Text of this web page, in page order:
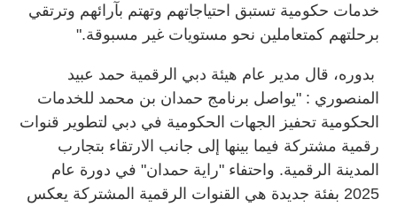
خدمات حكومية تستبق احتياجاتهم وتهتم بآرائهم وترتقي
برحلتهم كمتعاملين نحو مستويات غير مسبوقة."
بدوره، قال مدير عام هيئة دبي الرقمية حمد عبيد
المنصوري : "يواصل برنامج حمدان بن محمد للخدمات
الحكومية تحفيز الجهات الحكومية في دبي لتطوير قنوات
رقمية مشتركة فيما بينها إلى جانب الارتقاء بتجارب
المدينة الرقمية. واحتفاء "راية حمدان" في دورة عام
2025 بفئة جديدة هي القنوات الرقمية المشتركة يعكس